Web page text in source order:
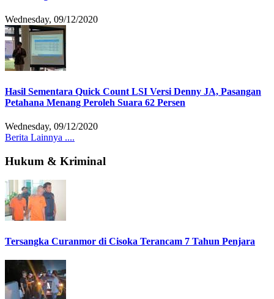
Wednesday, 09/12/2020
Hasil Sementara Quick Count LSI Versi Denny JA, Pasangan
Petahana Menang Peroleh Suara 62 Persen
Wednesday, 09/12/2020
Berita Lainnya ....
Hukum & Kriminal
Tersangka Curanmor di Cisoka Terancam 7 Tahun Penjara